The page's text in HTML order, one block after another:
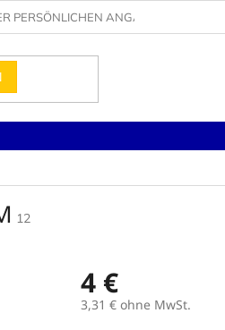
PERSÖNLICHEN ANGABEN
12
4 €
3,31 € ohne MwSt.